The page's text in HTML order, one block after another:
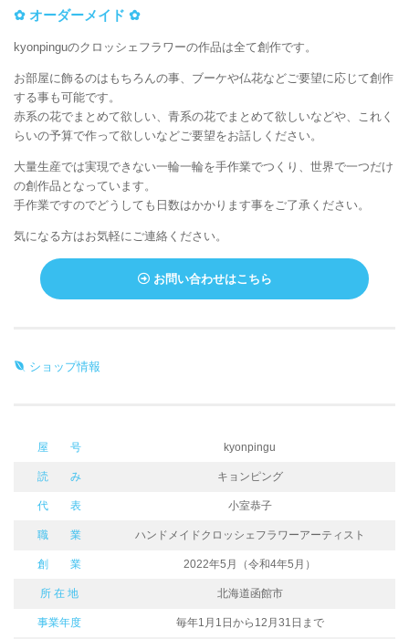
✿ オーダーメイド ✿
kyonpinguのクロッシェフラワーの作品は全て創作です。
お部屋に飾るのはもちろんの事、ブーケや仏花などご要望に応じて創作
する事も可能です。
赤系の花でまとめて欲しい、青系の花でまとめて欲しいなどや、これく
らいの予算で作って欲しいなどご要望をお話しください。
大量生産では実現できない一輪一輪を手作業でつくり、世界で一つだけ
の創作品となっています。
手作業ですのでどうしても日数はかかります事をご了承ください。
気になる方はお気軽にご連絡ください。
お問い合わせはこちら
ショップ情報
屋 号 kyonpingu
読 み キョンピング
代 表 小室恭子
職 業 ハンドメイドクロッシェフラワーアーティスト
創 業 2022年5月（令和4年5月）
所 在 地 北海道函館市
事業年度 毎年1月1日から12月31日まで